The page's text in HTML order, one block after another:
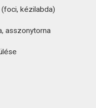
kézilabda)
asszonytorna